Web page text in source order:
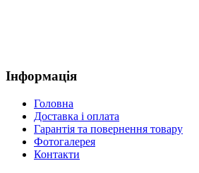
Інформація
Головна
Доставка і оплата
Гарантія та повернення товару
Фотогалерея
Контакти